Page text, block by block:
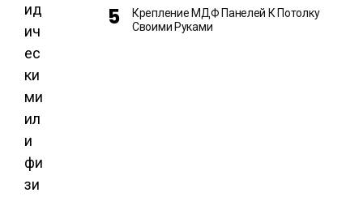
ид
ич
ес
ки
ми
ил
и
фи
зи
Крепление МДФ Панелей К Потолку
Своими Руками